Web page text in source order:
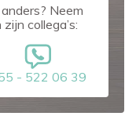
Neem
collega’s:
- 522 06 39